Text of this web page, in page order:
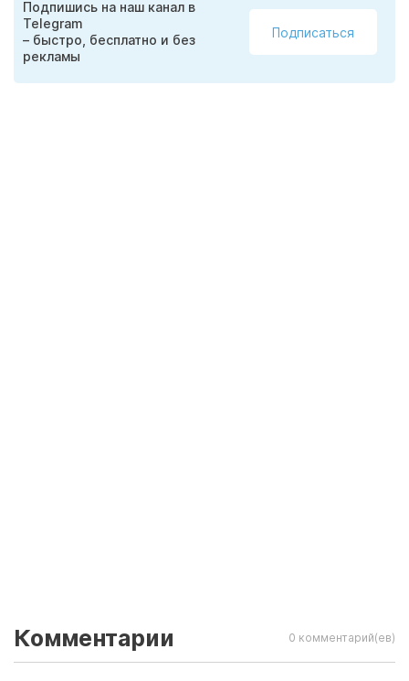
Подпишись на наш канал в
Telegram
– быстро, бесплатно и без
рекламы
Подписаться
Комментарии 0 комментарий(ев)